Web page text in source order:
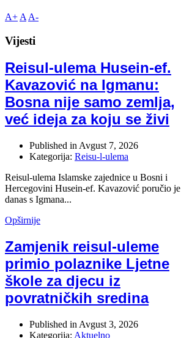
A+ A A-
Vijesti
Reisul-ulema Husein-ef.
Kavazović na Igmanu:
Bosna nije samo zemlja,
već ideja za koju se živi
Published in Avgust 7, 2026
Kategorija: Reisu-l-ulema
Reisul-ulema Islamske zajednice u Bosni i
Hercegovini Husein-ef. Kavazović poručio je
danas s Igmana...
Opširnije
Zamjenik reisul-uleme
primio polaznike Ljetne
škole za djecu iz
povratničkih sredina
Published in Avgust 3, 2026
Kategorija: Aktuelno